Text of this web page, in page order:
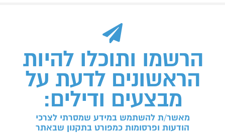
הרשמו ותוכלו להיות
הראשונים לדעת על
מבצעים ודילים:
מאשר/ת להשתמש במידע שמסרתי לצרכי
הודעות ופרסומות כמפורט בתקנון שבאתר